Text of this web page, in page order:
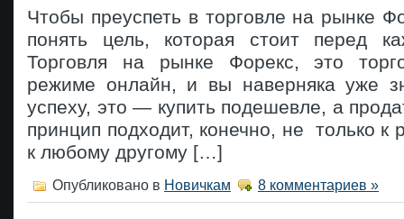
Чтобы преуспеть в торговле на рынке
понять цель, которая стоит перед
Торговля на рынке Форекс, это
режиме онлайн, и вы наверняка уже
успеху, это — купить подешевле, а
принцип подходит, конечно, не только к
к любому другому […]
Опубликовано в Новичкам 8 комментариев »